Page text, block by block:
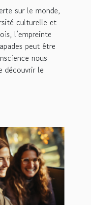
sur le monde,
culturelle et
l’empreinte
peut être
nous
découvrir le